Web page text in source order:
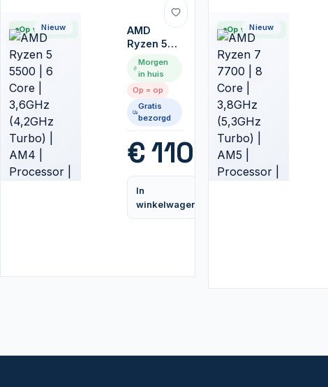
Op voorraad
Nieuw
AMD
Ryzen 5
5500 | 6
Core |
(4,2GHz
Turbo) |
AM4 |
| CPU
Morgen
in huis
Op = op
Gratis
bezorgd
€110,99
In
winkelwagen
Op voorraad
Nieuw